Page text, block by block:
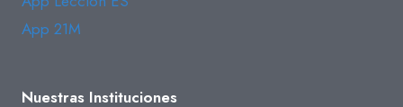
App 21M
Nuestras Instituciones